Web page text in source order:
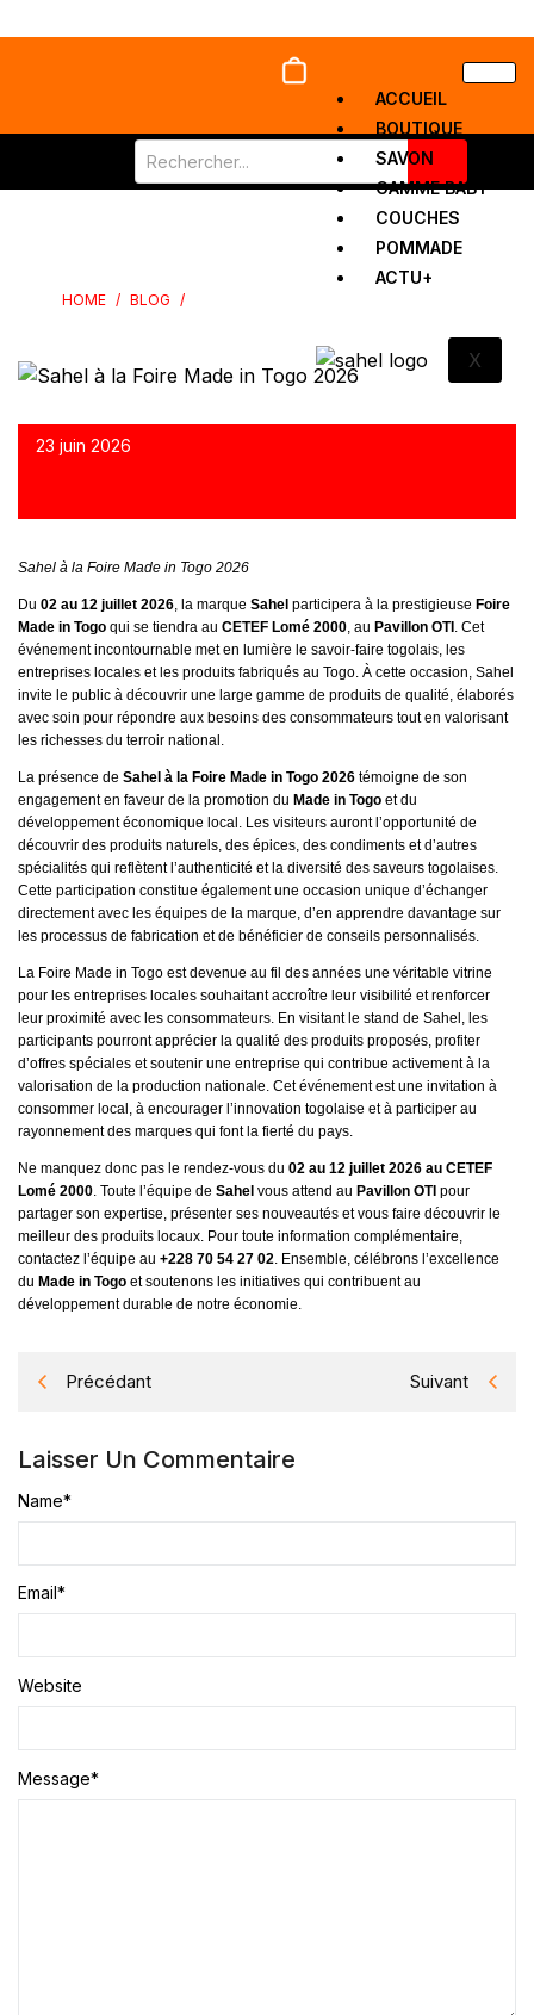
ACCUEIL
BOUTIQUE
SAVON
GAMME BABY
COUCHES
POMMADE
ACTU+
X
SAHEL À LA FOIRE MADE IN TOGO 2026
HOME / BLOG /
23 juin 2026
Sahel à la Foire Made in Togo 2026
Du 02 au 12 juillet 2026, la marque Sahel participera à la prestigieuse Foire
Made in Togo qui se tiendra au CETEF Lomé 2000, au Pavillon OTI . Cet
événement incontournable met en lumière le savoir-faire togolais, les
entreprises locales et les produits fabriqués au Togo. À cette occasion, Sahel
invite le public à découvrir une large gamme de produits de qualité, élaborés
avec soin pour répondre aux besoins des consommateurs tout en valorisant
les richesses du terroir national.
La présence de Sahel à la Foire Made in Togo 2026 témoigne de son
engagement en faveur de la promotion du Made in Togo et du
développement économique local. Les visiteurs auront l’opportunité de
découvrir des produits naturels, des épices, des condiments et d’autres
spécialités qui reflètent l’authenticité et la diversité des saveurs togolaises.
Cette participation constitue également une occasion unique d’échanger
directement avec les équipes de la marque, d’en apprendre davantage sur
les processus de fabrication et de bénéficier de conseils personnalisés.
La Foire Made in Togo est devenue au fil des années une véritable vitrine
pour les entreprises locales souhaitant accroître leur visibilité et renforcer
leur proximité avec les consommateurs. En visitant le stand de Sahel, les
participants pourront apprécier la qualité des produits proposés, profiter
d’offres spéciales et soutenir une entreprise qui contribue activement à la
valorisation de la production nationale. Cet événement est une invitation à
consommer local, à encourager l’innovation togolaise et à participer au
rayonnement des marques qui font la fierté du pays.
Ne manquez donc pas le rendez-vous du 02 au 12 juillet 2026 au CETEF
Lomé 2000. Toute l’équipe de Sahel vous attend au Pavillon OTI pour
partager son expertise, présenter ses nouveautés et vous faire découvrir le
meilleur des produits locaux. Pour toute information complémentaire,
contactez l’équipe au +228 70 54 27 02. Ensemble, célébrons l’excellence
du Made in Togo et soutenons les initiatives qui contribuent au
développement durable de notre économie.
Précédant Suivant
Laisser Un Commentaire
Message*
Name*
Email*
Website